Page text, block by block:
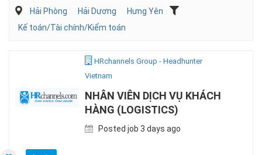
Hải Phòng Hải Dương
Hưng Yên
Kế toán/Tài chính/Kiểm toán
HRchannels Group - Headhunter
Vietnam
NHÂN VIÊN DỊCH VỤ KHÁCH
HÀNG (LOGISTICS)
Posted job 3 days ago